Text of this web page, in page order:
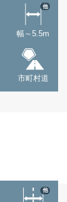
幅～5.5m
他
市町村道
他